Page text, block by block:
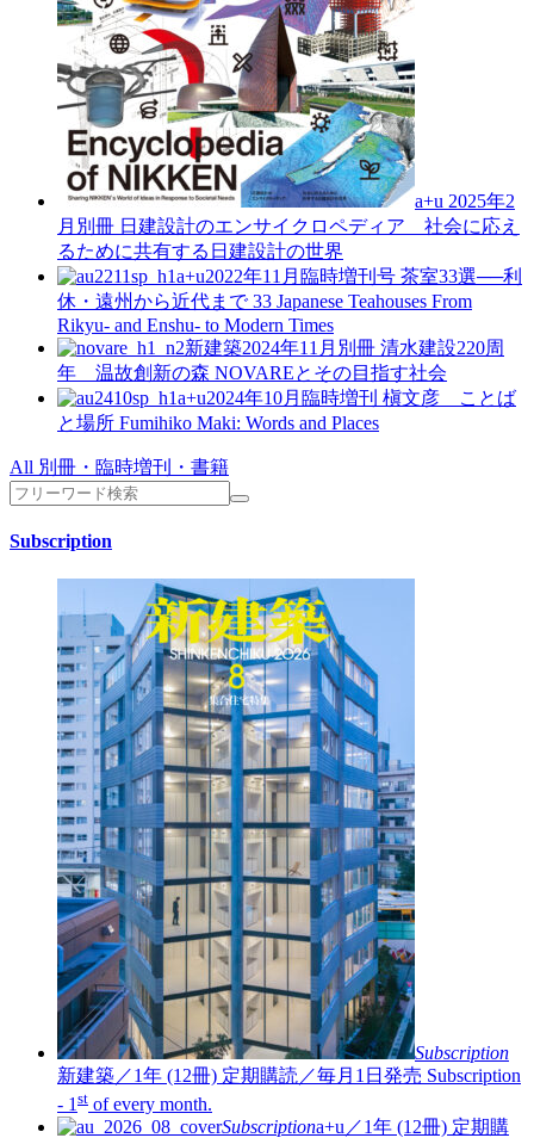
a+u 2025年2
月別冊 日建設計のエンサイクロペディア 社会に応え
るために共有する日建設計の世界
a+u2022年11月臨時増刊号 茶室33選──利
休・遠州から近代まで 33 Japanese Teahouses From
Rikyu- and Enshu- to Modern Times
新建築2024年11月別冊 清水建設220周
年 温故創新の森 NOVAREとその目指す社会
a+u2024年10月臨時増刊 槇文彦 ことば
と場所 Fumihiko Maki: Words and Places
All 別冊・臨時増刊・書籍
Subscription
Subscription
新建築／1年 (12冊) 定期購読／毎月1日発売 Subscription
- 1 st of every month.
Subscriptiona+u／1年 (12冊) 定期購